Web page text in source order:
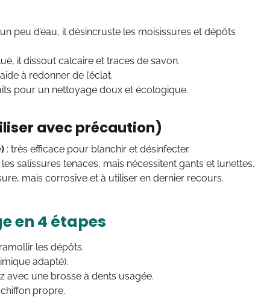
peu d’eau, il désincruste les moisissures et dépôts
il dissout calcaire et traces de savon.
à redonner de l’éclat.
pour un nettoyage doux et écologique.
avec précaution)
: très efficace pour blanchir et désinfecter.
salissures tenaces, mais nécessitent gants et lunettes.
mais corrosive et à utiliser en dernier recours.
en 4 étapes
les dépôts.
adapté).
avec une brosse à dents usagée.
propre.